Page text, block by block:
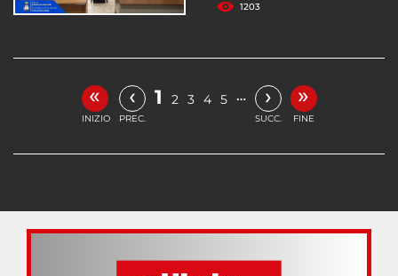
1203
«
INIZIO
‹
PREC.
1 2 3 4 5 … ›
SUCC.
»
FINE